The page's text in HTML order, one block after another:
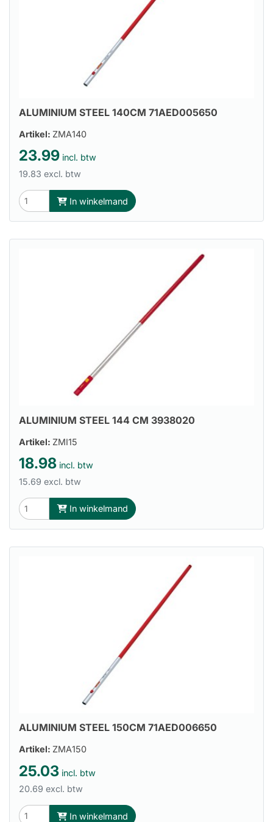
ALUMINIUM STEEL 140CM 71AED005650
Artikel: ZMA140
23.99 incl. btw
19.83 excl. btw
In winkelmand
ALUMINIUM STEEL 144 CM 3938020
Artikel: ZMI15
18.98 incl. btw
15.69 excl. btw
In winkelmand
ALUMINIUM STEEL 150CM 71AED006650
Artikel: ZMA150
25.03 incl. btw
20.69 excl. btw
In winkelmand